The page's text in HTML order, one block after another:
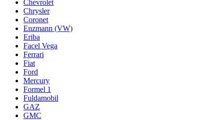
Chevrolet
Chrysler
Coronet
Enzmann (VW)
Eriba
Facel Vega
Ferrari
Fiat
Ford
Mercury
Formel 1
Fuldamobil
GAZ
GMC